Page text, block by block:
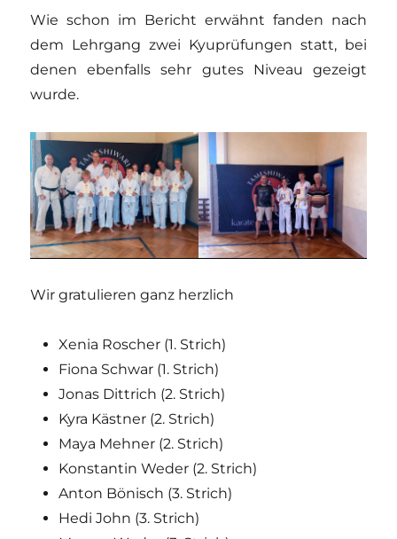
Wie schon im Bericht erwähnt fanden nach
dem Lehrgang zwei Kyuprüfungen statt, bei
denen ebenfalls sehr gutes Niveau gezeigt
wurde.
Wir gratulieren ganz herzlich
Xenia Roscher (1. Strich)
Fiona Schwar (1. Strich)
Jonas Dittrich (2. Strich)
Kyra Kästner (2. Strich)
Maya Mehner (2. Strich)
Konstantin Weder (2. Strich)
Anton Bönisch (3. Strich)
Hedi John (3. Strich)